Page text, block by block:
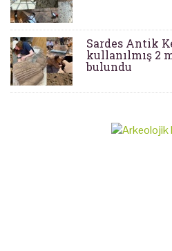
Sardes Antik
kullanılmış 2
bulundu